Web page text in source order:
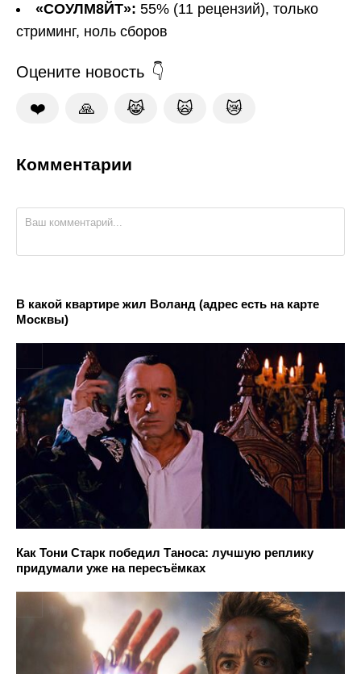
«СОУЛМ8ЙТ»: 55% (11 рецензий), только
стриминг, ноль сборов
Оцените новость
❤️ 🙏 😹 🙀 😿
Комментарии
В какой квартире жил Воланд (адрес есть на карте
Москвы)
Как Тони Старк победил Таноса: лучшую реплику
придумали уже на пересъёмках